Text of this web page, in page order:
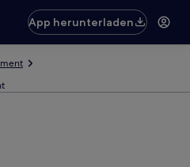
App herunterladen